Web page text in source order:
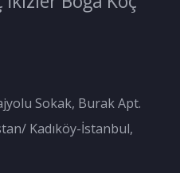
Sokak, Burak Apt.
Kadıköy-İstanbul,